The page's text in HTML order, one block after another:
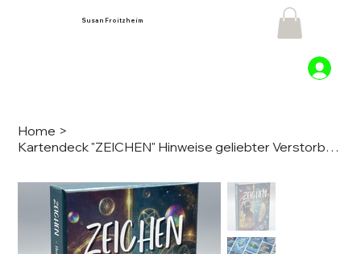
Susan Froitzheim
Home >
Kartendeck "ZEICHEN" Hinweise geliebter Verstorbener